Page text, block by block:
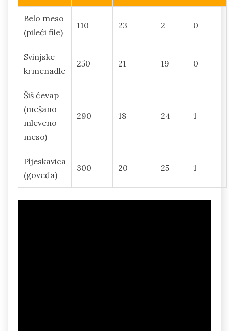
Belo meso
(pileći file)
110 23 2 0
Svinjske
krmenadle
250 21 19 0
Šiš ćevap
(mešano
mleveno
meso)
290 18 24 1
Pljeskavica
(goveđa)
300 20 25 1